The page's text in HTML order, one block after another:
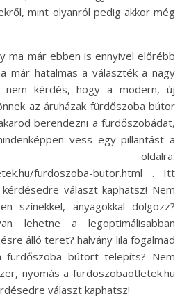
mint olyanról pedig akkor még
ma már ebben is ennyivel előrébb
már hatalmas a választék a nagy
nem kérdés, hogy a modern, új
az áruházak fürdőszoba bútor
berendezni a fürdőszobádat,
vess egy pillantást a
oldalra:
furdoszoba-butor.html . Itt
választ kaphatsz! Nem
színekkel, anyagokkal dolgozz?
lehetne a legoptimálisabban
álló teret? halvány lila fogalmad
fürdőszoba bútort telepíts? Nem
nyomás a furdoszobaotletek.hu
választ kaphatsz!